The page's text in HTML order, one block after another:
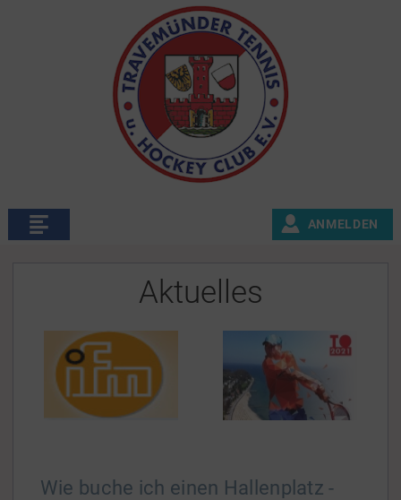
ANMELDEN
Aktuelles
Wie buche ich einen Hallenplatz -